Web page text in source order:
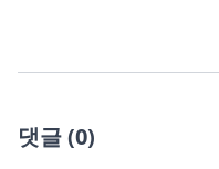
댓글(0)